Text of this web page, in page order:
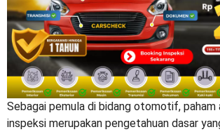
Sebagai pemula di bidang otomotif, paham
inspeksi merupakan pengetahuan dasar